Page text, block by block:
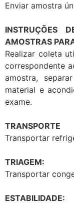
Enviar amostra
INSTRUÇÕES
AMOSTRAS
Realizar coleta
correspondente
amostra,
material e
exame.
TRANSPORTE
Transportar
TRIAGEM:
Transportar
ESTABILIDADE: